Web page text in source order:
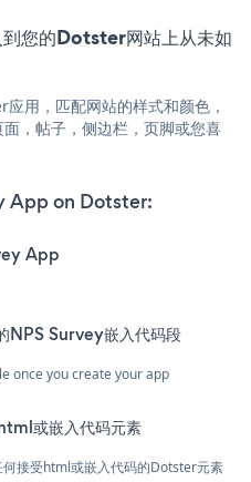
您的Dotster网站上从未如
用，匹配网站的样式和颜色，
，帖子，侧边栏，页脚或您喜
App on Dotster:
App
Survey嵌入代码段
once you create your app
或嵌入代码元素
接受html或嵌入代码的Dotster元素